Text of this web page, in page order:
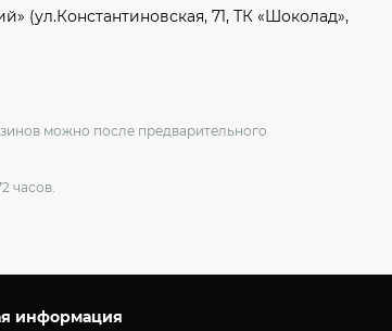
(ул.Константиновская, 71, ТК «Шоколад»,
можно после предварительного
часов.
информация